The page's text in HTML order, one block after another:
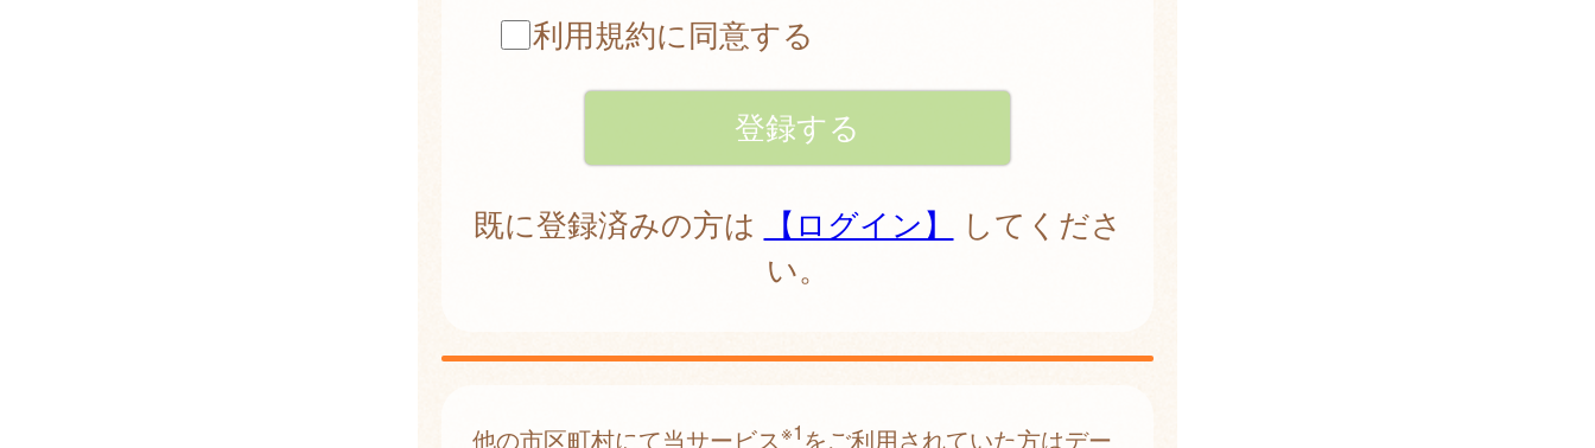
利用規約に同意する
既に登録済みの方は 【ログイン】
してくださ
い。
他の市区町村にて当サービス※1 をご利用されていた方はデー